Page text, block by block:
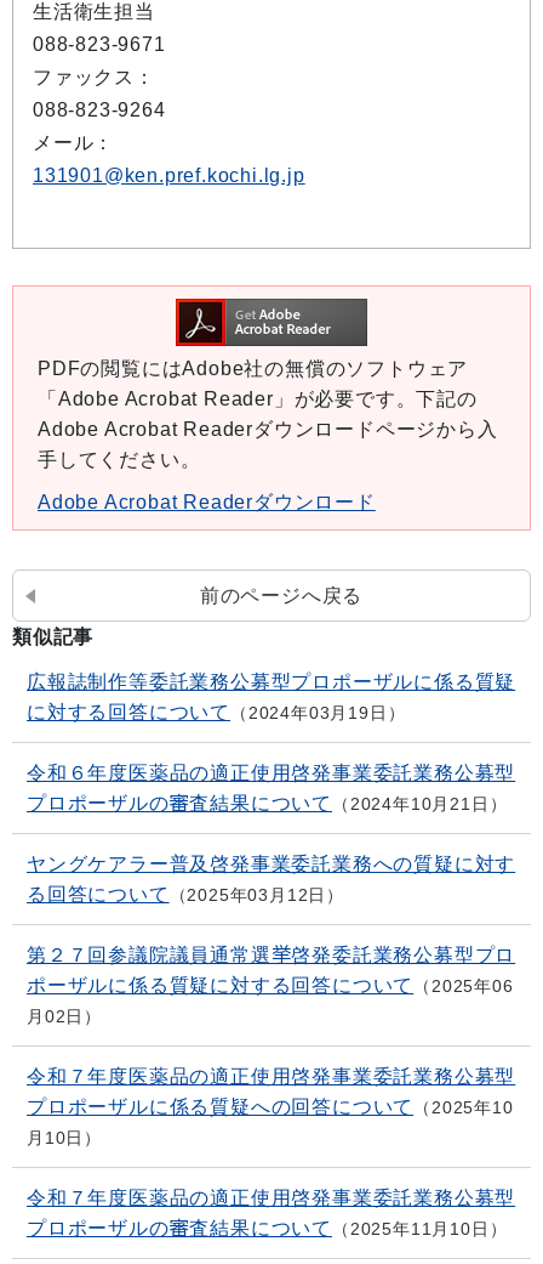
生活衛生担当
088-823-9671
ファックス：
088-823-9264
メール：
131901@ken.pref.kochi.lg.jp
PDFの閲覧にはAdobe社の無償のソフトウェア
「Adobe Acrobat Reader」が必要です。下記の
Adobe Acrobat Readerダウンロードページから入
手してください。
Adobe Acrobat Readerダウンロード
前のページへ戻る
類似記事
広報誌制作等委託業務公募型プロポーザルに係る質疑
に対する回答について
2024年03月19日
令和６年度医薬品の適正使用啓発事業委託業務公募型
プロポーザルの審査結果について
2024年10月21日
ヤングケアラー普及啓発事業委託業務への質疑に対す
る回答について
2025年03月12日
第２７回参議院議員通常選挙啓発委託業務公募型プロ
ポーザルに係る質疑に対する回答について
2025年06
月02日
令和７年度医薬品の適正使用啓発事業委託業務公募型
プロポーザルに係る質疑への回答について
2025年10
月10日
令和７年度医薬品の適正使用啓発事業委託業務公募型
プロポーザルの審査結果について
2025年11月10日